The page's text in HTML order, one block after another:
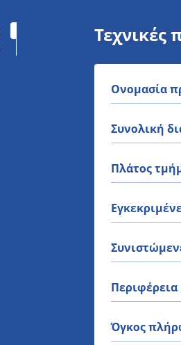
Τεχνικές
Ονομασία
Συνολική
Πλάτος
Όγκος